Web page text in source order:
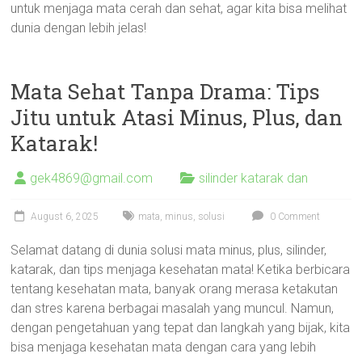
untuk menjaga mata cerah dan sehat, agar kita bisa melihat
dunia dengan lebih jelas!
Mata Sehat Tanpa Drama: Tips
Jitu untuk Atasi Minus, Plus, dan
Katarak!
gek4869@gmail.com silinder katarak dan
August 6, 2025 mata, minus, solusi 0 Comment
Selamat datang di dunia solusi mata minus, plus, silinder,
katarak, dan tips menjaga kesehatan mata! Ketika berbicara
tentang kesehatan mata, banyak orang merasa ketakutan
dan stres karena berbagai masalah yang muncul. Namun,
dengan pengetahuan yang tepat dan langkah yang bijak, kita
bisa menjaga kesehatan mata dengan cara yang lebih